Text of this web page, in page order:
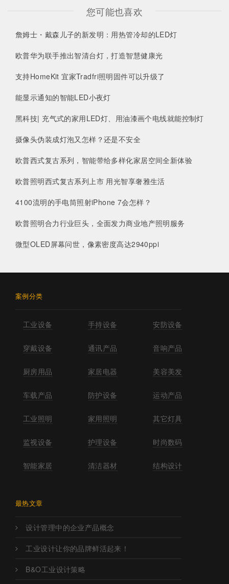
您可能也喜欢
詹姆士・戴森儿子的新发明：用热管冷却的LED灯
欧普华为联手推出智清台灯，打造智慧健康光
支持HomeKit 宜家Tradfri照明固件可以升级了
能显示通知的智能LED小夜灯
黑科技| 充气式的家用LED灯、用油漆画个电线就能控制灯
摄像头伪装成灯泡又怎样？还是不安全
欧普西式复古系列，智能带给多样化家居空间全新体验
欧普照明西式复古系列上市 用光智享奢雅生活
4100流明的手电筒照射iPhone 7会怎样？
欧普照明合力行业巨头，全面发力商业地产照明服务
微型OLED屏幕问世，像素密度高达2940ppi
案例分类
工业设备 手持设备 安防设备
穿戴设备 通讯产品 音响产品
厨房用品 家居电器 美容美发
车载产品 防护设备 运动产品
工业照明 家用照明 其它灯具
监视设备 护理设备 时尚数码
智能家居 清洁器材 结构设计
最热文章
设计管理中的企业产品概念
工业设计让你的品牌鲜活起来！
B&O工业设计策略